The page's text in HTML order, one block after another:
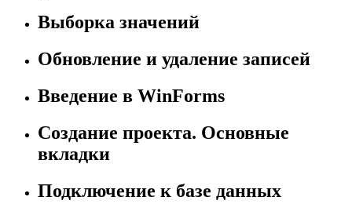
Выборка значений
Обновление и удаление записей
Введение в WinForms
Создание проекта. Основные
вкладки
Подключение к базе данных